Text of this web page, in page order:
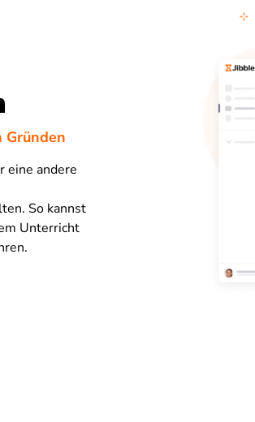
Gründen
eine andere
So kannst
Unterricht